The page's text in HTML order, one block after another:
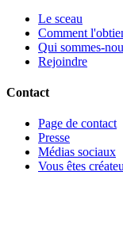
Le sceau
Comment
Qui sommes-
Rejoindre
Contact
Page de contact
Presse
Médias sociaux
Vous êtes